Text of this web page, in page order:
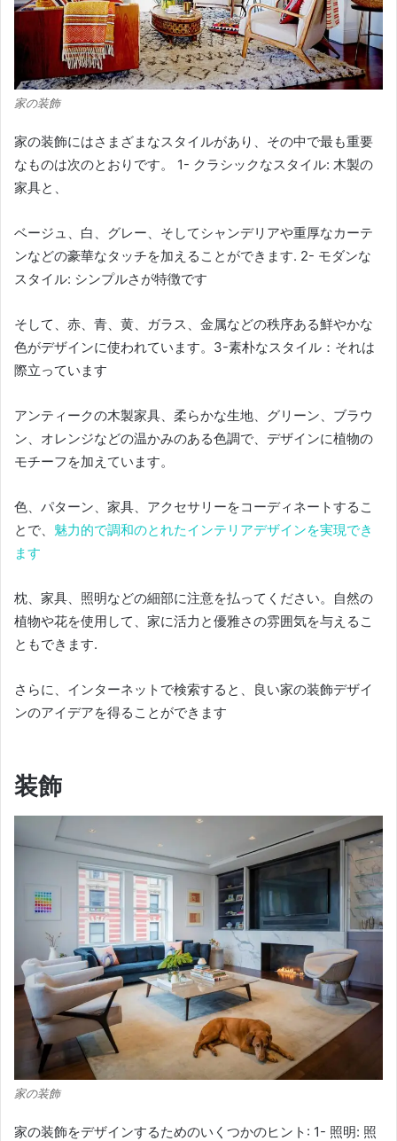
家の装飾
家の装飾にはさまざまなスタイルがあり、その中で最も重要
なものは次のとおりです。 1- クラシックなスタイル: 木製の
家具と、
ベージュ、白、グレー、そしてシャンデリアや重厚なカーテ
ンなどの豪華なタッチを加えることができます. 2- モダンな
スタイル: シンプルさが特徴です
そして、赤、青、黄、ガラス、金属などの秩序ある鮮やかな
色がデザインに使われています。 3-素朴なスタイル：それは
際立っています
アンティークの木製家具、柔らかな生地、グリーン、ブラウ
ン、オレンジなどの温かみのある色調で、デザインに植物の
モチーフを加えています。
色、パターン、家具、アクセサリーをコーディネートするこ
とで、 魅力的で調和のとれたインテリアデザインを実現でき
ます
枕、家具、照明などの細部に注意を払ってください。
自然の
植物や花を使用して、家に活力と優雅さの雰囲気を与えるこ
ともできます.
さらに、インターネットで検索すると、良い家の装飾デザイ
ンのアイデアを得ることができます
装飾
家の装飾
家の装飾をデザインするためのいくつかのヒント: 1- 照明: 照